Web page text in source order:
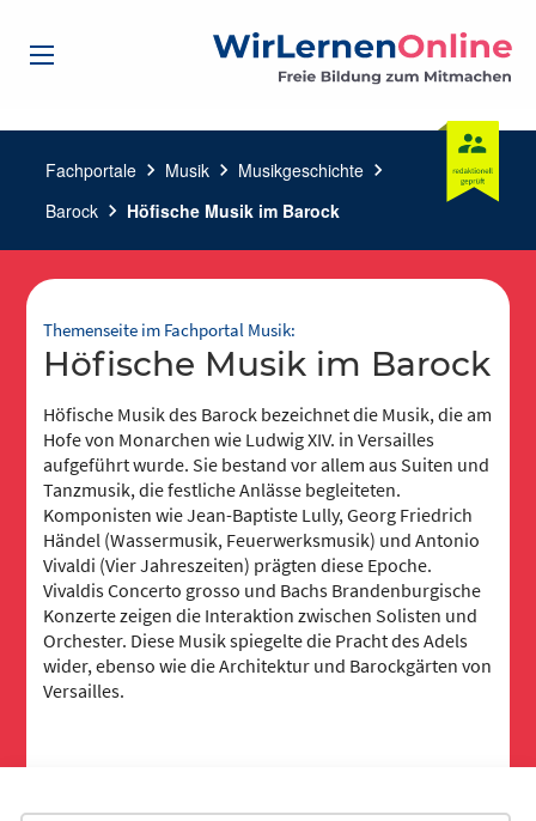
Fachportale chevron_right Musik chevron_right Musikgeschichte chevron_right
Barock chevron_right Höfische Musik im Barock
Themenseite im Fachportal Musik:
Höfische Musik im Barock
Höfische Musik des Barock bezeichnet die Musik, die am
Hofe von Monarchen wie Ludwig XIV. in Versailles
aufgeführt wurde. Sie bestand vor allem aus Suiten und
Tanzmusik, die festliche Anlässe begleiteten.
Komponisten wie Jean-Baptiste Lully, Georg Friedrich
Händel (Wassermusik, Feuerwerksmusik) und Antonio
Vivaldi (Vier Jahreszeiten) prägten diese Epoche.
Vivaldis Concerto grosso und Bachs Brandenburgische
Konzerte zeigen die Interaktion zwischen Solisten und
Orchester. Diese Musik spiegelte die Pracht des Adels
wider, ebenso wie die Architektur und Barockgärten von
Versailles.